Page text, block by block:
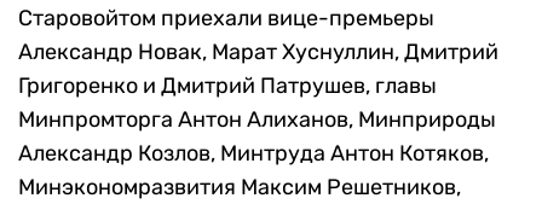
Старовойтом приехали вице-премьеры
Александр Новак, Марат Хуснуллин, Дмитрий
Григоренко и Дмитрий Патрушев, главы
Минпромторга Антон Алиханов, Минприроды
Александр Козлов, Минтруда Антон Котяков,
Минэкономразвития Максим Решетников,